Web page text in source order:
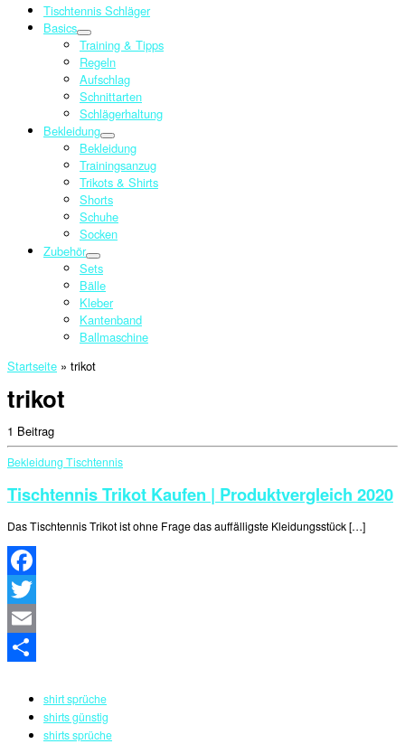
Tischtennis Schläger
Basics
Training & Tipps
Regeln
Aufschlag
Schnittarten
Schlägerhaltung
Bekleidung
Bekleidung
Trainingsanzug
Trikots & Shirts
Shorts
Schuhe
Socken
Zubehör
Sets
Bälle
Kleber
Kantenband
Ballmaschine
Startseite » trikot
trikot
1 Beitrag
Bekleidung Tischtennis
Tischtennis Trikot Kaufen | Produktvergleich 2020
Das Tischtennis Trikot ist ohne Frage das auffälligste Kleidungsstück […]
Facebook
Twitter
Email
shirt sprüche
shirts günstig
shirts sprüche